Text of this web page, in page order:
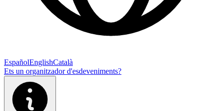
EspañolEnglishCatalà
Ets un organitzador d'esdeveniments?